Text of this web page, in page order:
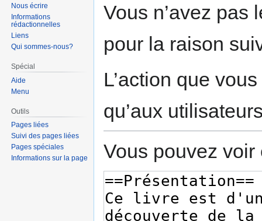
à
navigation
à
recherche
Vous n’avez pas
pour la raison
L’action que
qu’aux
Vous pouvez
Nous écrire
Informations
rédactionnelles
Liens
Qui sommes-nous?
Spécial
Aide
Menu
Outils
Pages liées
Suivi des pages liées
Pages spéciales
Informations sur la page